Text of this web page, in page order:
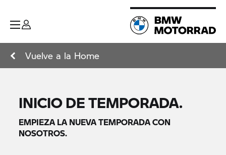
Vuelve a la Home
INICIO DE TEMPORADA.
EMPIEZA LA NUEVA TEMPORADA CON
NOSOTROS.